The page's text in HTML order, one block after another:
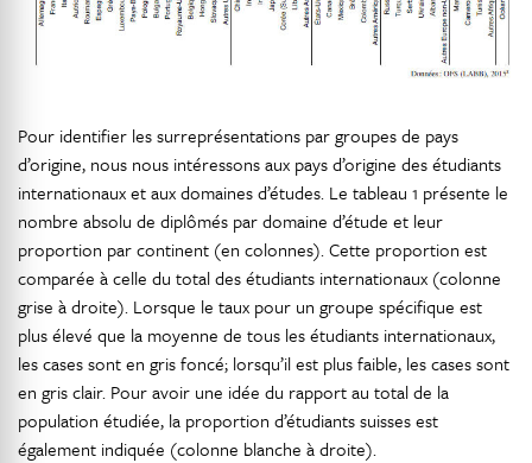
Pour identifier les surreprésentations par groupes de pays
d’origine, nous nous intéressons aux pays d’origine des étudiants
internationaux et aux domaines d’études. Le tableau 1 présente le
nombre absolu de diplômés par domaine d’étude et leur
proportion par continent (en colonnes). Cette proportion est
comparée à celle du total des étudiants internationaux (colonne
grise à droite). Lorsque le taux pour un groupe spécifique est
plus élevé que la moyenne de tous les étudiants internationaux,
les cases sont en gris foncé; lorsqu’il est plus faible, les cases sont
en gris clair. Pour avoir une idée du rapport au total de la
population étudiée, la proportion d’étudiants suisses est
également indiquée (colonne blanche à droite).